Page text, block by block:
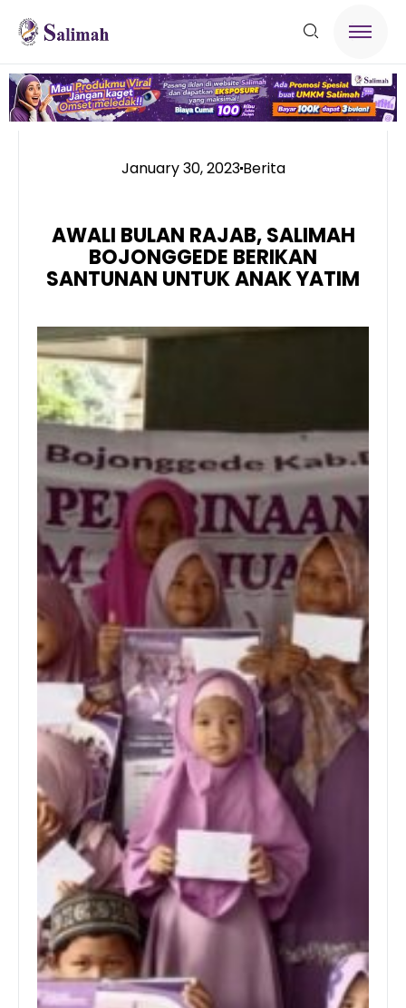
January 30, 2023Berita
AWALI BULAN RAJAB, SALIMAH
BOJONGGEDE BERIKAN
SANTUNAN UNTUK ANAK YATIM